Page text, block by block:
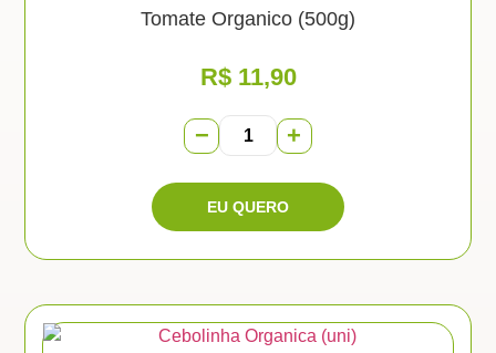
Tomate Organico (500g)
R$11,90
− +